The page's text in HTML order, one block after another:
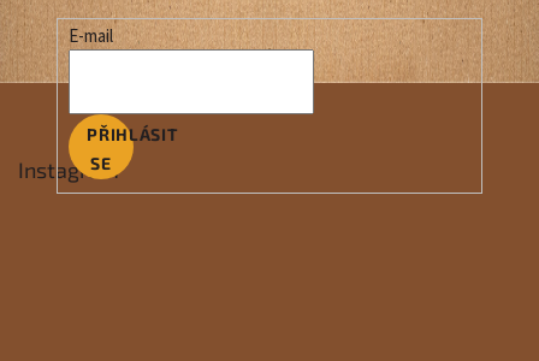
E-mail
PŘIHLÁSIT
SE
Instagram